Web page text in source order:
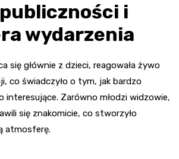
i
wydarzenia
się głównie z dzieci, reagowała żywo
co świadczyło o tym, jak bardzo
interesujące. Zarówno młodzi widzowie,
się znakomicie, co stworzyło
atmosferę.